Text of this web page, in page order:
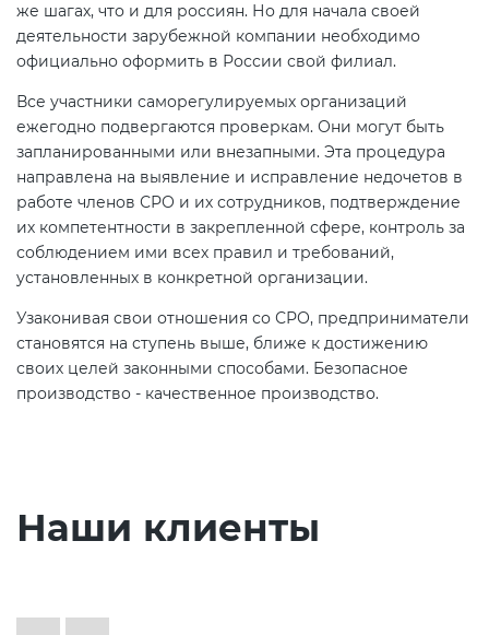
же шагах, что и для россиян. Но для начала своей
деятельности зарубежной компании необходимо
официально оформить в России свой филиал.
Все участники саморегулируемых организаций
ежегодно подвергаются проверкам. Они могут быть
запланированными или внезапными. Эта процедура
направлена на выявление и исправление недочетов в
работе членов СРО и их сотрудников, подтверждение
их компетентности в закрепленной сфере, контроль за
соблюдением ими всех правил и требований,
установленных в конкретной организации.
Узаконивая свои отношения со СРО, предприниматели
становятся на ступень выше, ближе к достижению
своих целей законными способами. Безопасное
производство - качественное производство.
Наши клиенты